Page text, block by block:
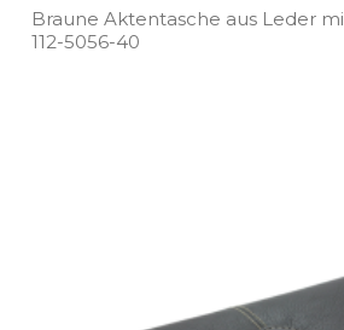
Braune Aktentasche aus Leder
112­-5056­-40